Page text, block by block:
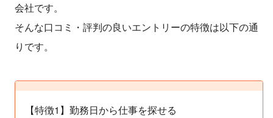
会社です。
そんな口コミ・評判の良いエントリーの特徴は以下の通
りです。
【特徴1】勤務日から仕事を探せる